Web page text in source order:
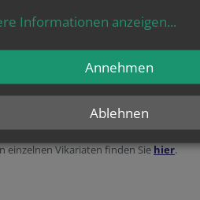
das Bundesland Wien und die
der besonderen Größe und der
in drei Regionen, die Vikariate
des Bischofs verantwortlich ist.
Manhartsberg umfasst im Wesentlichen
Das Vikariat Wien-Stadt ist mit dem
Unter dem Wienerwald entspricht
Industrieviertel.
einzelnen Vikariaten finden Siehier.
Informationen anzeigen...
Ablehnen
Annehmen